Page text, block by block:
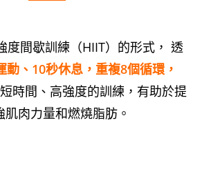
度間歇訓練（HIIT）的形式， 透
動、10秒休息，重複8個循環，
時間、高強度的訓練，有助於提
肉力量和燃燒脂肪。